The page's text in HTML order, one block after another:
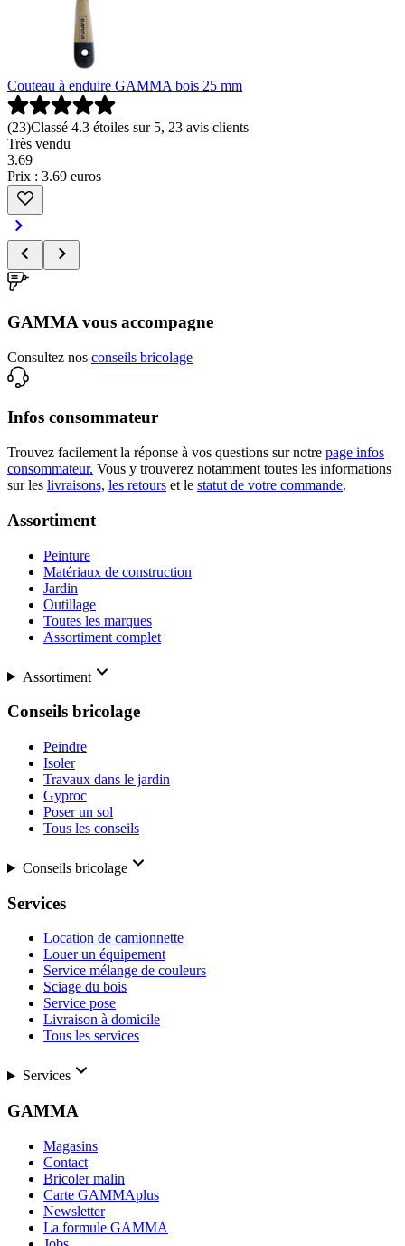
Couteau à enduire GAMMA bois 25 mm
(23)Classé 4.3 étoiles sur 5, 23 avis clients
Très vendu
3.69
Prix : 3.69 euros
GAMMA vous accompagne
Consultez nos conseils bricolage
Infos consommateur
Trouvez facilement la réponse à vos questions sur notre page infos
consommateur. Vous y trouverez notamment toutes les informations
sur les livraisons, les retours et le statut de votre commande.
Assortiment
Peinture
Matériaux de construction
Jardin
Outillage
Toutes les marques
Assortiment complet
Assortiment
Conseils bricolage
Peindre
Isoler
Travaux dans le jardin
Gyproc
Poser un sol
Tous les conseils
Conseils bricolage
Services
Location de camionnette
Louer un équipement
Service mélange de couleurs
Sciage du bois
Service pose
Livraison à domicile
Tous les services
Services
GAMMA
Magasins
Contact
Bricoler malin
Carte GAMMAplus
Newsletter
La formule GAMMA